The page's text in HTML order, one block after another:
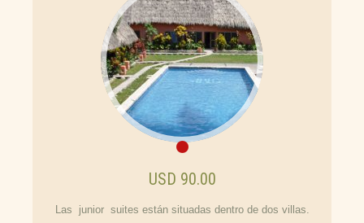
USD 90.00
Las junior suites están situadas dentro de dos villas.